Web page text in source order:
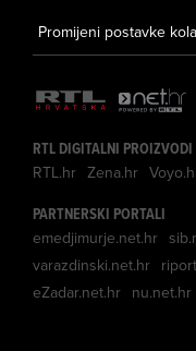
Promijeni postavke
RTL DIGITALNI PROIZVODI
RTL.hr Zena.hr
PARTNERSKI PORTALI
emedjimurje.net.hr
varazdinski.net.hr
eZadar.net.hr nu.net.hr